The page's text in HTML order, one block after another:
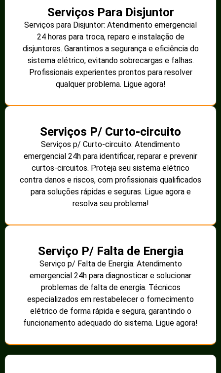
Serviços Para Disjuntor
Serviços para Disjuntor: Atendimento emergencial
24 horas para troca, reparo e instalação de
disjuntores. Garantimos a segurança e eficiência do
sistema elétrico, evitando sobrecargas e falhas.
Profissionais experientes prontos para resolver
qualquer problema. Ligue agora!
Serviços P/ Curto-circuito
Serviços p/ Curto-circuito: Atendimento
emergencial 24h para identificar, reparar e prevenir
curtos-circuitos. Proteja seu sistema elétrico
contra danos e riscos, com profissionais qualificados
para soluções rápidas e seguras. Ligue agora e
resolva seu problema!
Serviço P/ Falta de Energia
Serviço p/ Falta de Energia: Atendimento
emergencial 24h para diagnosticar e solucionar
problemas de falta de energia. Técnicos
especializados em restabelecer o fornecimento
elétrico de forma rápida e segura, garantindo o
funcionamento adequado do sistema. Ligue agora!